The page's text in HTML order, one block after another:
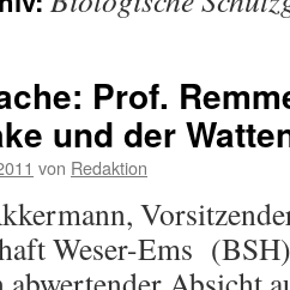
Prof.
und der
von Redaktion
Weser-Ems